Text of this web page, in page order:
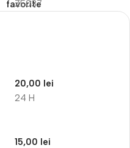
favorite
ZE037
24 H
20,00 lei
15,00 lei